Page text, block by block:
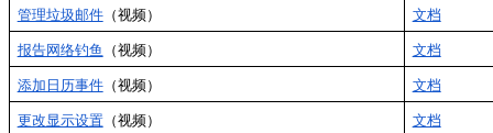
管理垃圾邮件（视频） 文档
报告网络钓鱼 （视频） 文档
添加日历事件（视频） 文档
更改显示设置（视频） 文档